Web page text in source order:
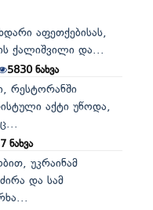
აფეთქებისას,
ქალიშვილი და...
5830ნახვა
რესტორანში
აქტი უწოდა,
ნახვა
უკრაინამ
და სამ